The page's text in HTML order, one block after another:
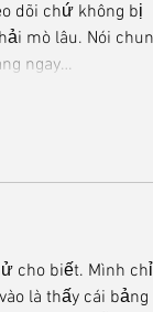
dõi chứ không bị
mò lâu. Nói
ngay…
cho biết. Mình chỉ
là thấy cái bảng